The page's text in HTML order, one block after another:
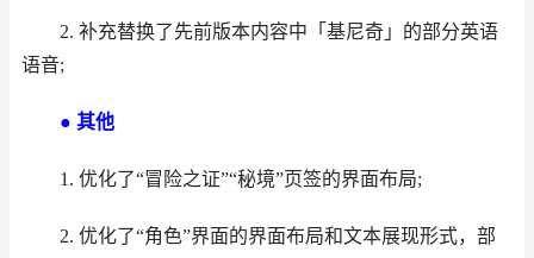
2. 补充替换了先前版本内容中「基尼奇」的部分英语
语音;
● 其他
1. 优化了“冒险之证”“秘境”页签的界面布局;
2. 优化了“角色”界面的界面布局和文本展现形式，部